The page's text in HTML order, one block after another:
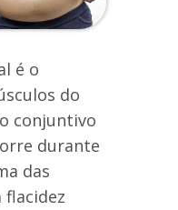
é o
do
conjuntivo
durante
das
flacidez